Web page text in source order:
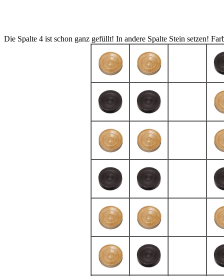
Die Spalte 4 ist schon ganz gefüllt! In andere Spalte Stein setzen!